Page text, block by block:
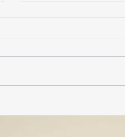
asegura que no habrá